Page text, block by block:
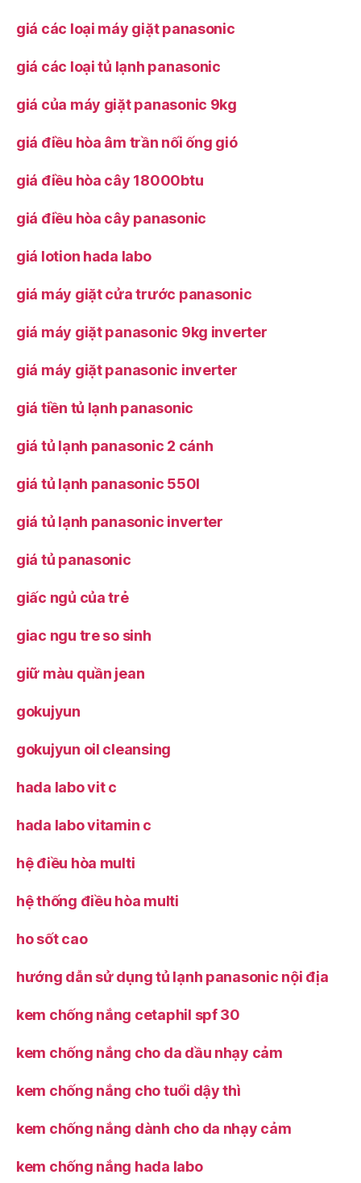
giá các loại máy giặt panasonic
giá các loại tủ lạnh panasonic
giá của máy giặt panasonic 9kg
giá điều hòa âm trần nối ống gió
giá điều hòa cây 18000btu
giá điều hòa cây panasonic
giá lotion hada labo
giá máy giặt cửa trước panasonic
giá máy giặt panasonic 9kg inverter
giá máy giặt panasonic inverter
giá tiền tủ lạnh panasonic
giá tủ lạnh panasonic 2 cánh
giá tủ lạnh panasonic 550l
giá tủ lạnh panasonic inverter
giá tủ panasonic
giấc ngủ của trẻ
giac ngu tre so sinh
giữ màu quần jean
gokujyun
gokujyun oil cleansing
hada labo vit c
hada labo vitamin c
hệ điều hòa multi
hệ thống điều hòa multi
ho sốt cao
hướng dẫn sử dụng tủ lạnh panasonic nội địa
kem chống nắng cetaphil spf 30
kem chống nắng cho da dầu nhạy cảm
kem chống nắng cho tuổi dậy thì
kem chống nắng dành cho da nhạy cảm
kem chống nắng hada labo